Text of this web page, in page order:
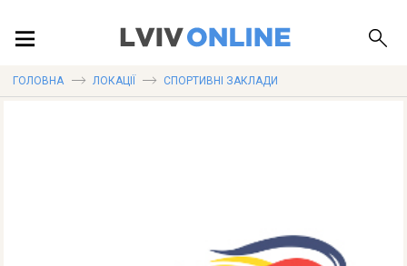
ГОЛОВНА ЛОКАЦІЇ СПОРТИВНІ ЗАКЛАДИ